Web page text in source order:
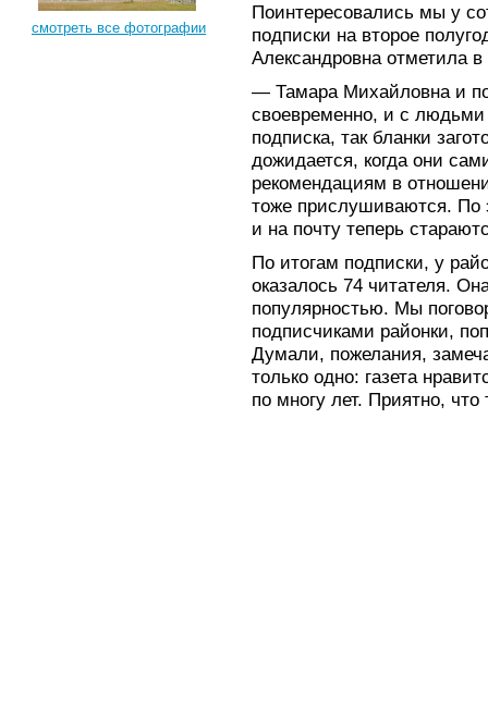
смотреть все фотографии
Поинтересовались мы у
подписки на второе
Александровна отметила
— Тамара Михайловна и
своевременно, и с людьми
подписка, так бланки
дожидается, когда они
рекомендациям в
тоже прислушиваются. По
и на почту теперь
По итогам подписки, у
оказалось 74 читателя.
популярностью. Мы
подписчиками районки,
Думали, пожелания,
только одно: газета
по многу лет. Приятно, что